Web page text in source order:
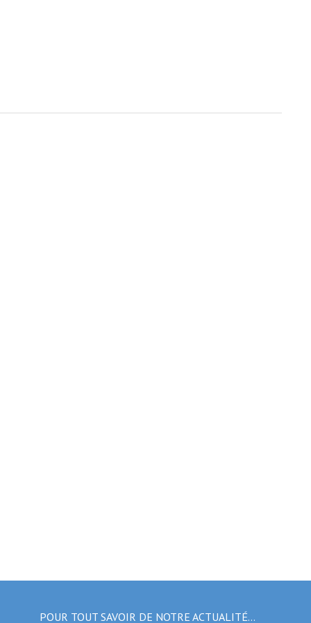
POUR TOUT SAVOIR DE NOTRE ACTUALITÉ…